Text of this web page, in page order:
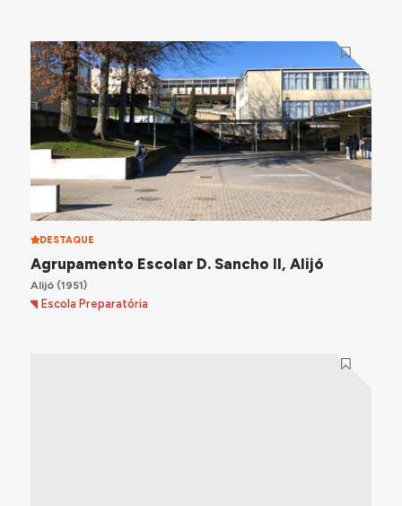
DESTAQUE
Agrupamento Escolar D. Sancho II, Alijó
Alijó(1951)
Escola Preparatória